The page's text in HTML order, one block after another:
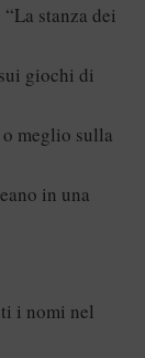
stanza dei
giochi di
meglio sulla
in una
i nomi nel